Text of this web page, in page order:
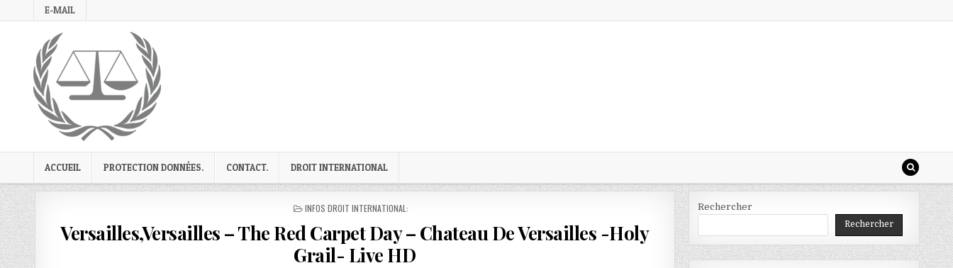
to
E-MAIL
ACCUEIL PROTECTION DONNÉES. CONTACT. DROIT INTERNATIONAL
POSTED
INFOS DROIT INTERNATIONAL:
Versailles,Versailles – The Red Carpet Day – Chateau De Versailles -Holy
Grail- Live HD
Rechercher
Rechercher